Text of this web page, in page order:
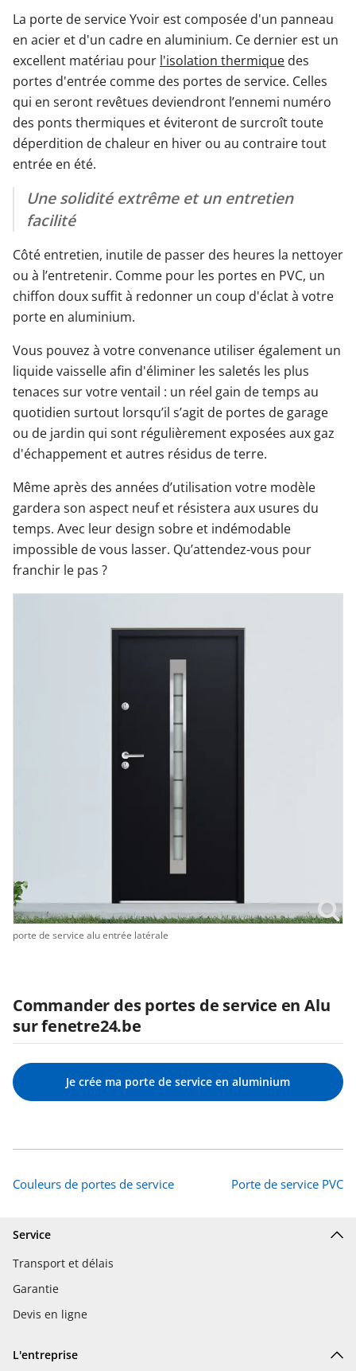
La porte de service Yvoir est composée d'un panneau
en acier et d'un cadre en aluminium. Ce dernier est un
excellent matériau pour l'isolation thermique des
portes d'entrée comme des portes de service. Celles
qui en seront revêtues deviendront l’ennemi numéro
des ponts thermiques et éviteront de surcroît toute
déperdition de chaleur en hiver ou au contraire tout
entrée en été.
Une solidité extrême et un entretien
facilité
Côté entretien, inutile de passer des heures la nettoyer
ou à l’entretenir. Comme pour les portes en PVC, un
chiffon doux suffit à redonner un coup d'éclat à votre
porte en aluminium.
Vous pouvez à votre convenance utiliser également un
liquide vaisselle afin d'éliminer les saletés les plus
tenaces sur votre ventail : un réel gain de temps au
quotidien surtout lorsqu’il s’agit de portes de garage
ou de jardin qui sont régulièrement exposées aux gaz
d'échappement et autres résidus de terre.
Même après des années d’utilisation votre modèle
gardera son aspect neuf et résistera aux usures du
temps. Avec leur design sobre et indémodable
impossible de vous lasser. Qu’attendez-vous pour
franchir le pas ?
porte de service alu entrée latérale
Commander des portes de service en Alu
sur fenetre24.be
Je crée ma porte de service en aluminium
Couleurs de portes de service Porte de service PVC
Service
Transport et délais
Garantie
Devis en ligne
L'entreprise